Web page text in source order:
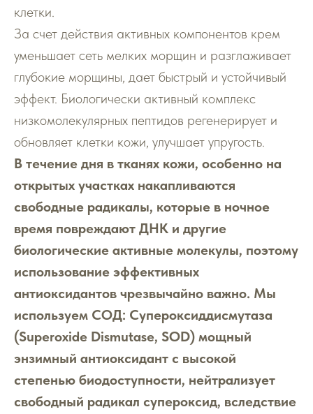
клетки.
За счет действия активных компонентов крем
уменьшает сеть мелких морщин и разглаживает
глубокие морщины, дает быстрый и устойчивый
эффект. Биологически активный комплекс
низкомолекулярных пептидов регенерирует и
обновляет клетки кожи, улучшает упругость.
В течение дня в тканях кожи, особенно на
открытых участках накапливаются
свободные радикалы, которые в ночное
время повреждают ДНК и другие
биологические активные молекулы, поэтому
использование эффективных
антиоксидантов чрезвычайно важно. Мы
используем СОД: Супероксиддисмутаза
(Superoxide Dismutase, SOD) мощный
энзимный антиоксидант с высокой
степенью биодоступности, нейтрализует
свободный радикал супероксид, вследствие